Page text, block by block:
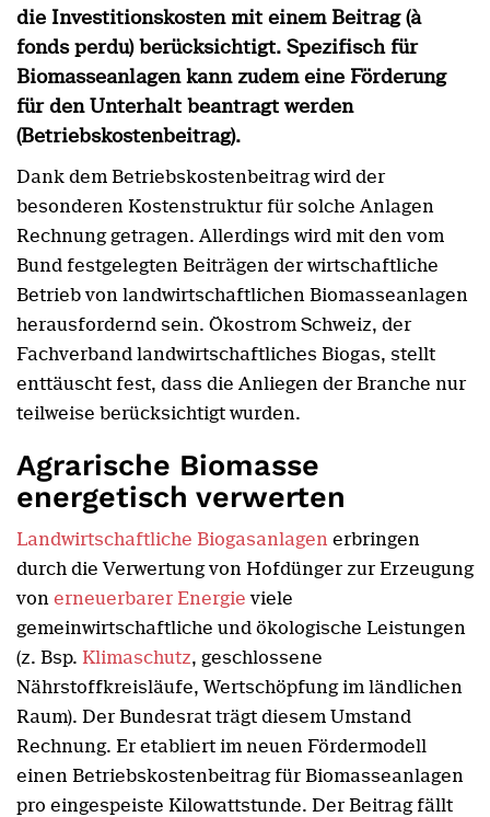
die Investitionskosten mit einem Beitrag (à
fonds perdu) berücksichtigt. Spezifisch für
Biomasseanlagen kann zudem eine Förderung
für den Unterhalt beantragt werden
(Betriebskostenbeitrag).
Dank dem Betriebskostenbeitrag wird der
besonderen Kostenstruktur für solche Anlagen
Rechnung getragen. Allerdings wird mit den vom
Bund festgelegten Beiträgen der wirtschaftliche
Betrieb von landwirtschaftlichen Biomasseanlagen
herausfordernd sein. Ökostrom Schweiz, der
Fachverband landwirtschaftliches Biogas, stellt
enttäuscht fest, dass die Anliegen der Branche nur
teilweise berücksichtigt wurden.
Agrarische Biomasse
energetisch verwerten
Landwirtschaftliche Biogasanlagen erbringen
durch die Verwertung von Hofdünger zur Erzeugung
von erneuerbarer Energie viele
gemeinwirtschaftliche und ökologische Leistungen
(z. Bsp. Klimaschutz, geschlossene
Nährstoffkreisläufe, Wertschöpfung im ländlichen
Raum). Der Bundesrat trägt diesem Umstand
Rechnung. Er etabliert im neuen Fördermodell
einen Betriebskostenbeitrag für Biomasseanlagen
pro eingespeiste Kilowattstunde. Der Beitrag fällt